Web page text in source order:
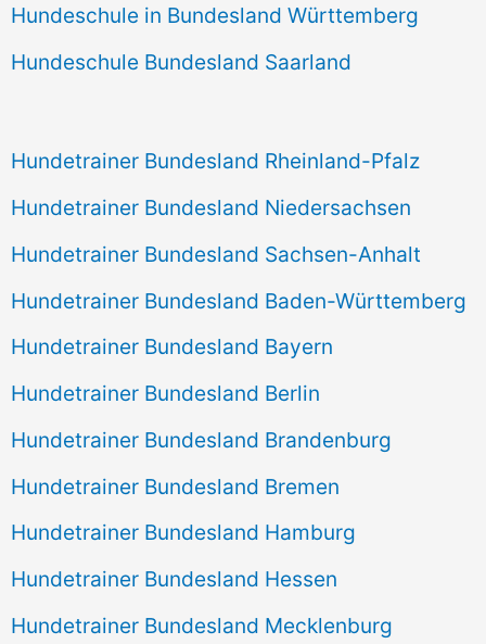
Hundeschule in Bundesland Württemberg
Hundeschule Bundesland Saarland
Hundetrainer Bundesland Rheinland-Pfalz
Hundetrainer Bundesland Niedersachsen
Hundetrainer Bundesland Sachsen-Anhalt
Hundetrainer Bundesland Baden-Württemberg
Hundetrainer Bundesland Bayern
Hundetrainer Bundesland Berlin
Hundetrainer Bundesland Brandenburg
Hundetrainer Bundesland Bremen
Hundetrainer Bundesland Hamburg
Hundetrainer Bundesland Hessen
Hundetrainer Bundesland Mecklenburg